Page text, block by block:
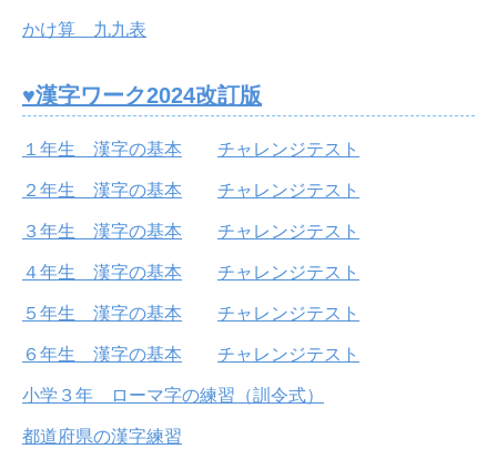
かけ算 九九表
♥漢字ワーク2024改訂版
１年生 漢字の基本 チャレンジテスト
２年生 漢字の基本 チャレンジテスト
３年生 漢字の基本 チャレンジテスト
４年生 漢字の基本 チャレンジテスト
５年生 漢字の基本 チャレンジテスト
６年生 漢字の基本 チャレンジテスト
小学３年 ローマ字の練習（訓令式）
都道府県の漢字練習